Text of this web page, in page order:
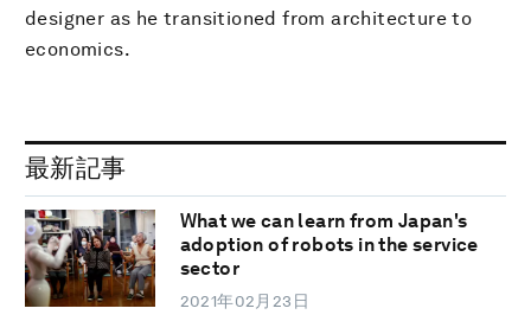
designer as he transitioned from architecture to
economics.
最新記事
What we can learn from Japan's
adoption of robots in the service
sector
2021年02月23日